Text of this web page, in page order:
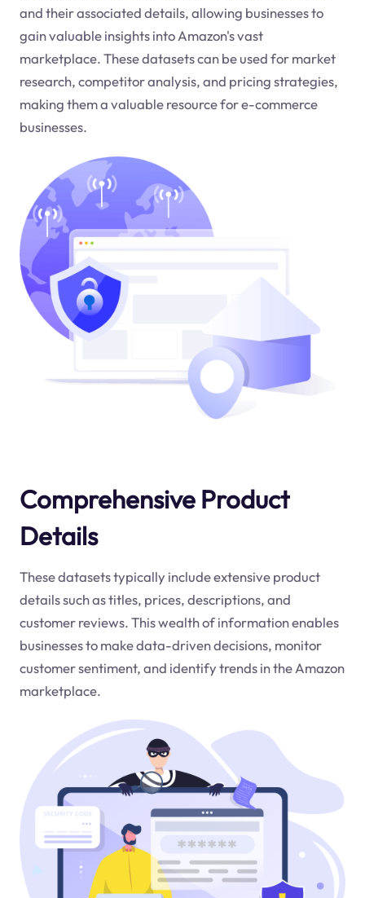
and their associated details, allowing businesses to
gain valuable insights into Amazon's vast
marketplace. These datasets can be used for market
research, competitor analysis, and pricing strategies,
making them a valuable resource for e-commerce
businesses.
Comprehensive Product
Details
These datasets typically include extensive product
details such as titles, prices, descriptions, and
customer reviews. This wealth of information enables
businesses to make data-driven decisions, monitor
customer sentiment, and identify trends in the Amazon
marketplace.